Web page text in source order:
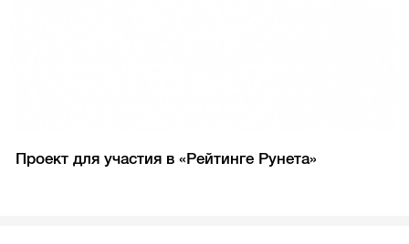
Проект для участия в «Рейтинге Рунета»